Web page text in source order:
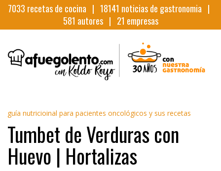
7033 recetas de cocina | 18141 noticias de gastronomia |
581 autores | 21 empresas
guía nutricioinal para pacientes oncológicos y sus recetas
Tumbet de Verduras con
Huevo | Hortalizas